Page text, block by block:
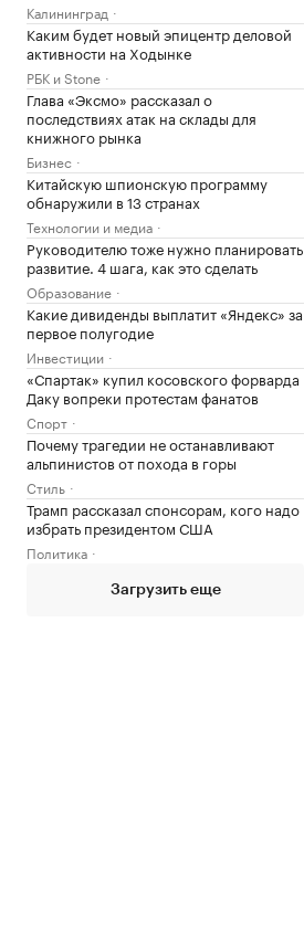
Калининград
Каким будет новый эпицентр деловой
активности на Ходынке
РБК и Stone
Глава «Эксмо» рассказал о
последствиях атак на склады для
книжного рынка
Бизнес
Китайскую шпионскую программу
обнаружили в 13 странах
Технологии и медиа
Руководителю тоже нужно планировать
развитие. 4 шага, как это сделать
Образование
Какие дивиденды выплатит «Яндекс» за
первое полугодие
Инвестиции
«Спартак» купил косовского форварда
Даку вопреки протестам фанатов
Спорт
Почему трагедии не останавливают
альпинистов от похода в горы
Стиль
Трамп рассказал спонсорам, кого надо
избрать президентом США
Политика
Загрузить еще